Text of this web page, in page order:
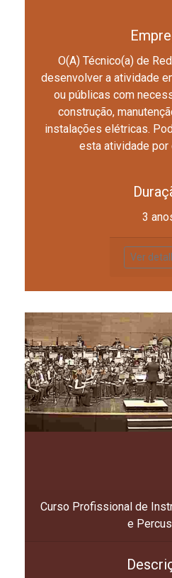
O(A) Técnico(a) de
desenvolver a atividade
ou públicas com
construção,
instalações elétricas.
esta atividade por
3
Ver
Curso Profissional de
e